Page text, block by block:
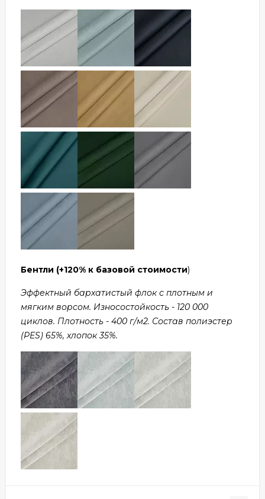
Бентли (+120% к базовой стоимости)
Эффектный бархатистый флок с плотным и
мягким ворсом. Износостойкость - 120 000
циклов. Плотность - 400 г/м2. Состав полиэстер
(PES) 65%, хлопок 35%.